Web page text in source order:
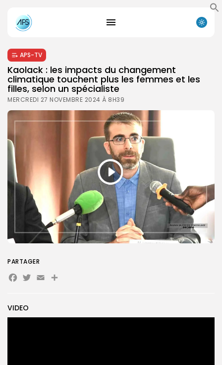
for:
FR
APS-TV
Kaolack : les impacts du changement
climatique touchent plus les femmes et les
filles, selon un spécialiste
MERCREDI 27 NOVEMBRE 2024 À 8H39
VIDEO
PARTAGER
Facebook
Twitter
EmailPartager